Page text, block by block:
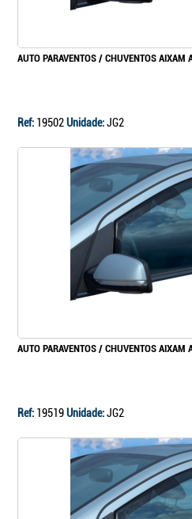
AUTO PARAVENTOS / CHUVENTOS
Ref: 19502Unidade:JG2
AUTO PARAVENTOS / CHUVENTOS
Ref: 19519Unidade:JG2
Continuar a